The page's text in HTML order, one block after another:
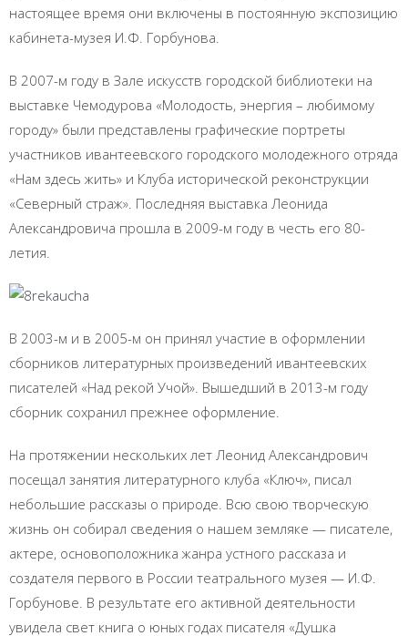
настоящее время они включены в постоянную экспозицию
кабинета-музея И.Ф. Горбунова.
В 2007-м году в Зале искусств городской библиотеки на
выставке Чемодурова «Молодость, энергия – любимому
городу» были представлены графические портреты
участников ивантеевского городского молодежного отряда
«Нам здесь жить» и Клуба исторической реконструкции
«Северный страж». Последняя выставка Леонида
Александровича прошла в 2009-м году в честь его 80-
летия.
В 2003-м и в 2005-м он принял участие в оформлении
сборников литературных произведений ивантеевских
писателей «Над рекой Учой». Вышедший в 2013-м году
сборник сохранил прежнее оформление.
На протяжении нескольких лет Леонид Александрович
посещал занятия литературного клуба «Ключ», писал
небольшие рассказы о природе. Всю свою творческую
жизнь он собирал сведения о нашем земляке — писателе,
актере, основоположника жанра устного рассказа и
создателя первого в России театрального музея — И.Ф.
Горбунове. В результате его активной деятельности
увидела свет книга о юных годах писателя «Душка